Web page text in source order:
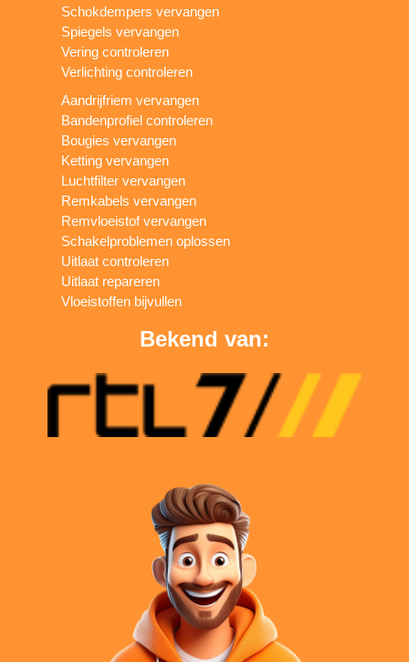
Schokdempers vervangen
Spiegels vervangen
Vering controleren
Verlichting controleren
Aandrijfriem vervangen
Bandenprofiel controleren
Bougies vervangen
Ketting vervangen
Luchtfilter vervangen
Remkabels vervangen
Remvloeistof vervangen
Schakelproblemen oplossen
Uitlaat controleren
Uitlaat repareren
Vloeistoffen bijvullen
Bekend van: